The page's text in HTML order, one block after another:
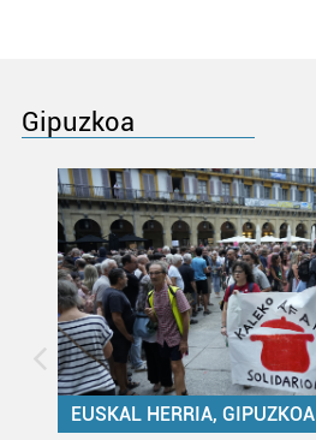
Gipuzkoa
EUSKAL HERRIA, GIPUZKOA